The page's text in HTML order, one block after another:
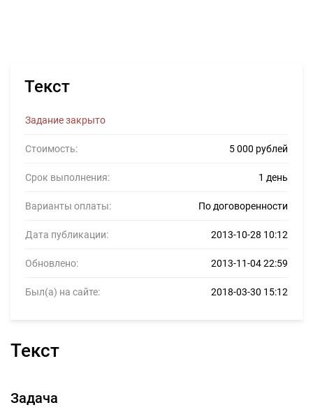
Текст
Задание закрыто
Стоимость: 5 000 рублей
Срок выполнения: 1 день
Варианты оплаты: По договоренности
Дата публикации: 2013-10-28 10:12
Обновлено: 2013-11-04 22:59
Был(а) на сайте: 2018-03-30 15:12
Текст
Задача